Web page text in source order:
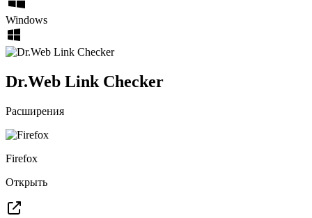
Windows
Dr.Web Link Checker
Расширения
Firefox
Открыть